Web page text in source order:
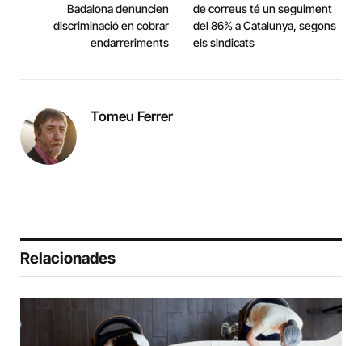
Badalona denuncien
discriminació en cobrar
endarreriments
de correus té un seguiment
del 86% a Catalunya, segons
els sindicats
Tomeu Ferrer
Relacionades